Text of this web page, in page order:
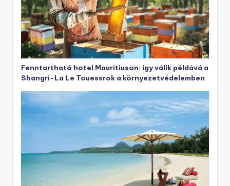
Fenntartható hotel Mauritiuson: így válik példává a
Shangri-La Le Touessrok a környezetvédelemben